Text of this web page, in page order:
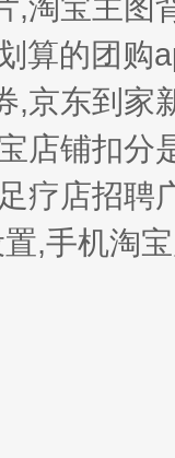
算的团购
,京东到家
店铺扣分
疗店招聘
,手机淘